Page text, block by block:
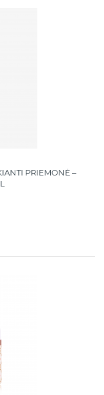
PRIEMONĖ –